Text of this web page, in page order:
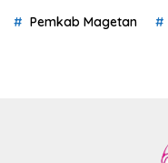
Pemkab Magetan